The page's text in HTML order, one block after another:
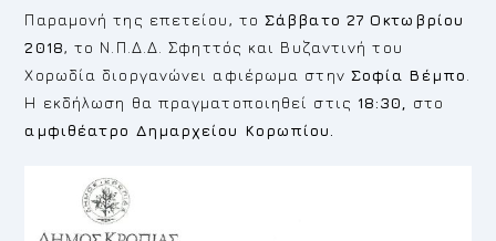
Παραμονή της επετείου, τοΣάββατο 27 Οκτωβρίου
2018, το Ν.Π.Δ.Δ. Σφηττός και Βυζαντινή του
Χορωδία διοργανώνει αφιέρωμα στην Σοφία Βέμπο
Η εκδήλωση θα πραγματοποιηθεί στις 18:30,
στο
αμφιθέατρο Δημαρχείου Κορωπίου.